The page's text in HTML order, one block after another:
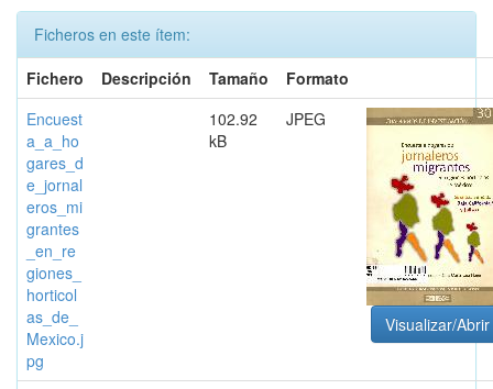
Ficheros en este ítem:
Fichero
Descripción Tamaño
Formato
Encuest
a_a_ho
gares_d
e_jornal
eros_mi
grantes
_en_re
giones_
horticol
as_de_
Mexico.j
pg
102.92
kB
JPEG
Visualizar/Abrir